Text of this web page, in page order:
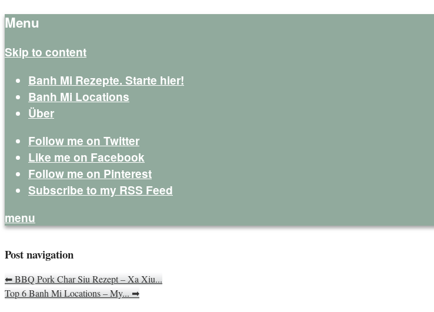
Menu
Skip to content
Banh Mi Rezepte. Starte hier!
Banh Mi Locations
Über
Follow me on Twitter
Like me on Facebook
Follow me on Pinterest
Subscribe to my RSS Feed
menu
Banh Mi Life
Post navigation
⬅BBQ Pork Char Siu Rezept – Xa Xiu...
Top 6 Banh Mi Locations – My...➡